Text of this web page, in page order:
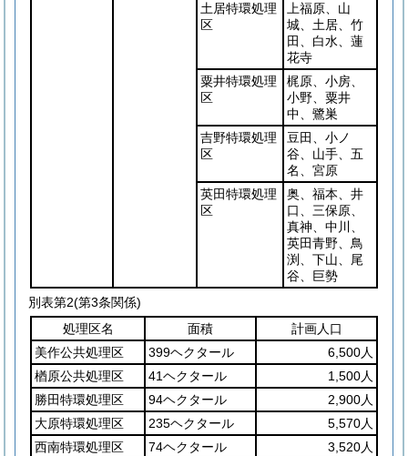
土居特環処理
区
上福原、山
城、土居、竹
田、白水、蓮
花寺
粟井特環処理
区
梶原、小房、
小野、粟井
中、鷺巣
吉野特環処理
区
豆田、小ノ
谷、山手、五
名、宮原
英田特環処理
区
奥、福本、井
口、三保原、
真神、中川、
英田青野、鳥
渕、下山、尾
谷、巨勢
別表第2(第3条関係)
処理区名
面積
計画人口
美作公共処理区
399ヘクタール
6,500人
楢原公共処理区
41ヘクタール
1,500人
勝田特環処理区
94ヘクタール
2,900人
大原特環処理区
235ヘクタール
5,570人
西南特環処理区
74ヘクタール
3,520人